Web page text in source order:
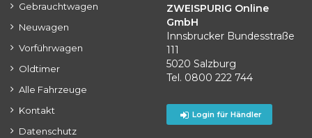
Gebrauchtwagen
Neuwagen
Vorführwagen
Oldtimer
Alle Fahrzeuge
Kontakt
Datenschutz
ZWEISPURIG Online
GmbH
Innsbrucker Bundesstraße
111
5020 Salzburg
Tel. 0800 222 744
Login für Händler